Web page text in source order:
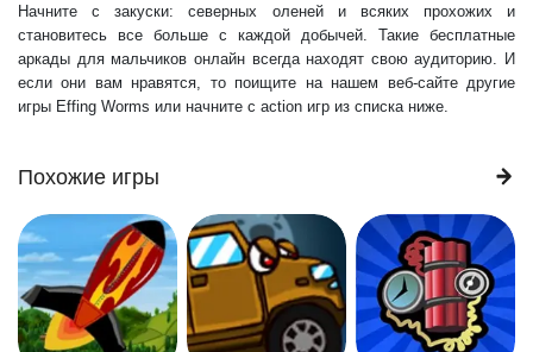
Начните с закуски: северных оленей и всяких прохожих и
становитесь все больше с каждой добычей. Такие бесплатные
аркады для мальчиков онлайн всегда находят свою аудиторию. И
если они вам нравятся, то поищите на нашем веб-сайте другие
игры Effing Worms или начните с action игр из списка ниже.
Похожие игры